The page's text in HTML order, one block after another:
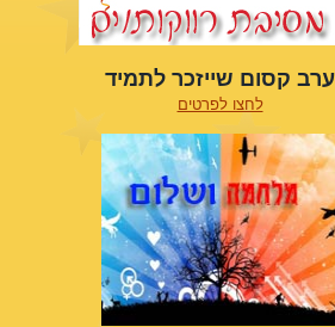
ערב קסום שייזכר לתמיד
לחצו לפרטים